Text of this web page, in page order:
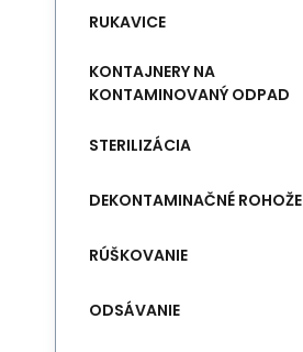
RUKAVICE
KONTAJNERY NA
KONTAMINOVANÝ ODPAD
STERILIZÁCIA
DEKONTAMINAČNÉ ROHOŽE
RÚŠKOVANIE
ODSÁVANIE